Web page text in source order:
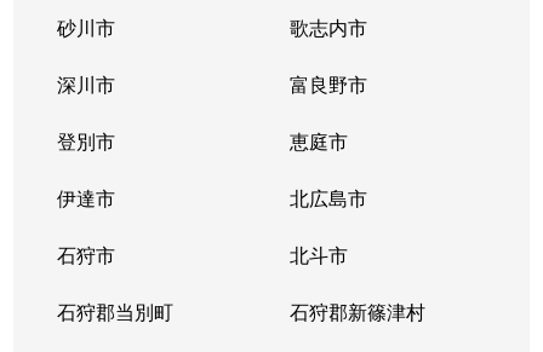
砂川市 歌志内市
深川市 富良野市
登別市 恵庭市
伊達市 北広島市
石狩市 北斗市
石狩郡当別町 石狩郡新篠津村